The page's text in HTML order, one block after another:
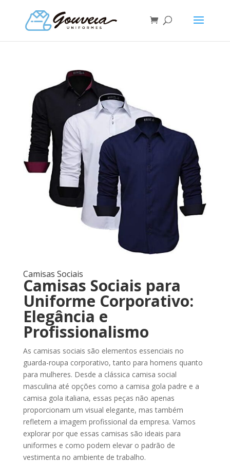
Camisas Sociais
Camisas Sociais para
Uniforme Corporativo:
Elegância e
Profissionalismo
As camisas sociais são elementos essenciais no
guarda-roupa corporativo, tanto para homens quanto
para mulheres. Desde a clássica camisa social
masculina até opções como a camisa gola padre e a
camisa gola italiana, essas peças não apenas
proporcionam um visual elegante, mas também
refletem a imagem profissional da empresa. Vamos
explorar por que essas camisas são ideais para
uniformes e como podem elevar o padrão de
vestimenta no ambiente de trabalho.